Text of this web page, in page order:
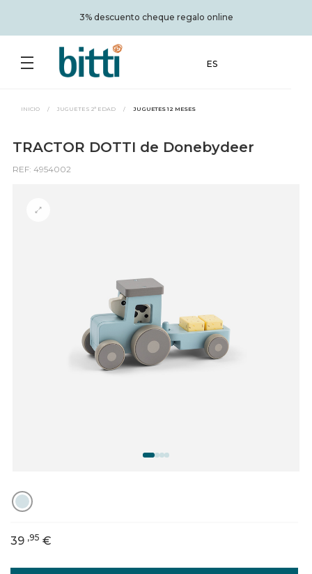
3% descuento cheque regalo online
ES
INICIO / JUGUETES 2ª EDAD / JUGUETES 12 MESES
TRACTOR DOTTI de Donebydeer
REF: 4954002
39 ,95 €